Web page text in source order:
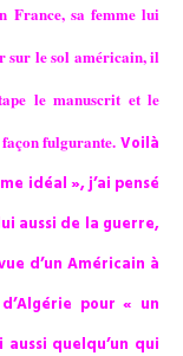
France, sa femme lui
sur le sol américain, il
le manuscrit et le
façon fulgurante. Voilà
idéal », j’ai pensé
aussi de la guerre,
d’un Américain à
pour « un
quelqu’un qui